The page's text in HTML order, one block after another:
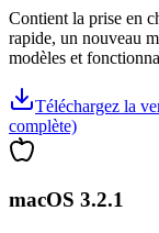
Contient la prise en
rapide, un nouveau
modèles et
Téléchargez la
complète)
macOS 3.2.1